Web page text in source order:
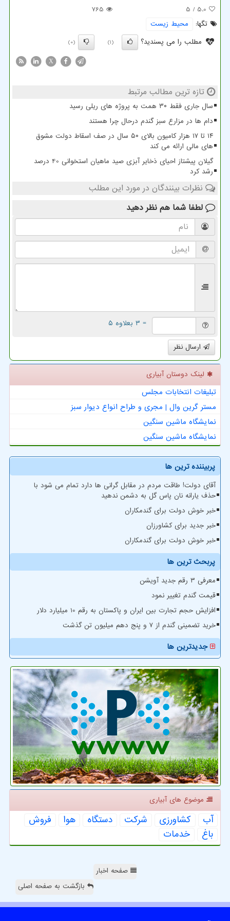
5.0
/ 5
765
تگها:
محیط زیست
مطلب را می پسندید؟
(1)
(0)
X
تازه ترین مطالب مرتبط
سال جاری فقط ۳۰ همت به پروژه های ریلی رسید
دام ها در مزارع سبز گندم درحال چرا هستند
۱۴ تا ۱۷ هزار کامیون بالای ۵۰ سال در صف اسقاط دولت مشوق
های مالی ارائه می کند
گیلان پیشتاز احیای ذخایر آبزی صید ماهیان استخوانی 40 درصد
رشد کرد
نظرات بینندگان در مورد این مطلب
لطفا شما هم نظر دهید
= ۳ بعلاوه ۵
ارسال نظر
لینک دوستان آبیاری
تبلیغات انتخابات مجلس
مستر گرین وال | مجری و طراح انواع دیوار سبز
نمایشگاه ماشین سنگین
نمایشگاه ماشین سنگین
پربیننده ترین ها
آقای دولت! طاقت مردم در مقابل گرانی ها دارد تمام می شود با
حذف یارانه نان پاس گل به دشمن ندهید
خبر خوش دولت برای گندمکاران
خبر جدید برای کشاورزان
خبر خوش دولت برای گندمکاران
پربحث ترین ها
معرفی ۳ رقم جدید آویشن
قیمت گندم تغییر نمود
افزایش حجم تجارت بین ایران و پاکستان به رقم 10 میلیارد دلار
خرید تضمینی گندم از ۷ و پنج دهم میلیون تن گذشت
جدیدترین ها
موضوع های آبیاری
آب كشاورزی شركت دستگاه هوا
فروش
باغ
خدمات
صفحه اخبار
بازگشت به صفحه اصلی